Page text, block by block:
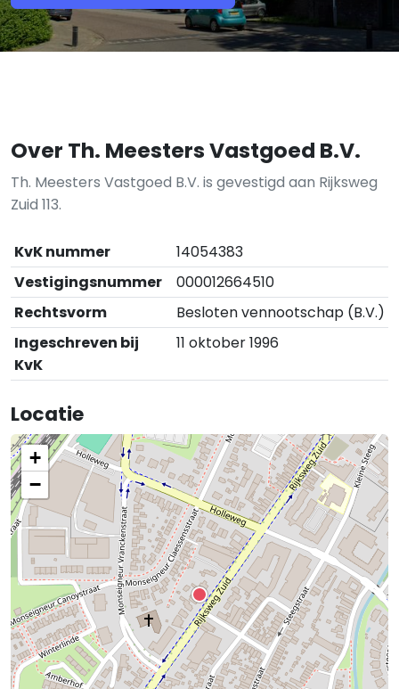
Over Th. Meesters Vastgoed B.V.
Th. Meesters Vastgoed B.V. is gevestigd aan Rijksweg
Zuid 113.
KvK nummer
14054383
Vestigingsnummer
000012664510
Rechtsvorm
Besloten vennootschap (B.V.)
Ingeschreven bij
KvK
11 oktober 1996
Locatie
+
−